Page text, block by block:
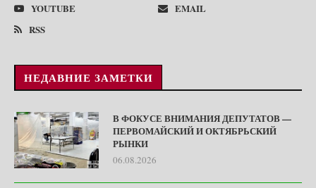
YOUTUBE
EMAIL
RSS
НЕДАВНИЕ ЗАМЕТКИ
В ФОКУСЕ ВНИМАНИЯ ДЕПУТАТОВ —
ПЕРВОМАЙСКИЙ И ОКТЯБРЬСКИЙ
РЫНКИ
06.08.2026